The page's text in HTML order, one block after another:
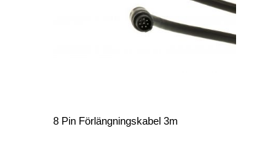
8 Pin Förlängningskabel 3m